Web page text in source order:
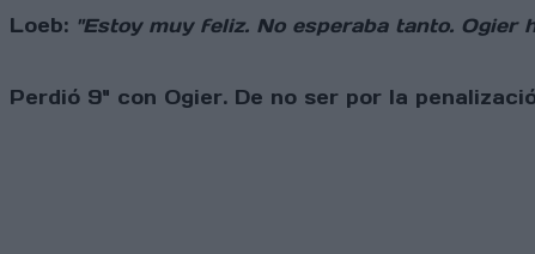
Loeb: "Estoy muy feliz. No esperaba tanto. Ogier
Perdió 9" con Ogier. De no ser por la